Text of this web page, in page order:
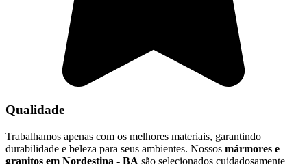
Qualidade
Trabalhamos apenas com os melhores materiais, garantindo
durabilidade e beleza para seus ambientes. Nossos mármores e
granitos em Nordestina - BA são selecionados cuidadosamente